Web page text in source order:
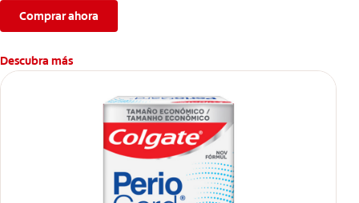
Comprar ahora
Descubra más